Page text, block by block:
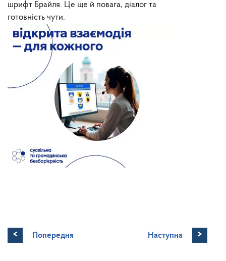
шрифт Брайля. Це ще й повага, діалог та
готовність чути.
< Попередня Наступна >